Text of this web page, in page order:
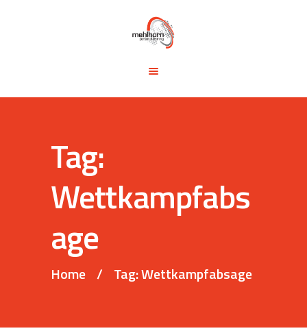
Tag:
Wettkampfabs
age
Home Tag: Wettkampfabsage
KONTAKT